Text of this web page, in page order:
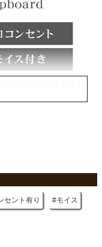
セント有り モイス